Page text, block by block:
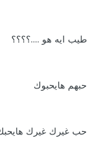
طيب ايه هو ....؟؟؟؟
حبهم هايحبوك
حب غيرك غيرك هايحبك